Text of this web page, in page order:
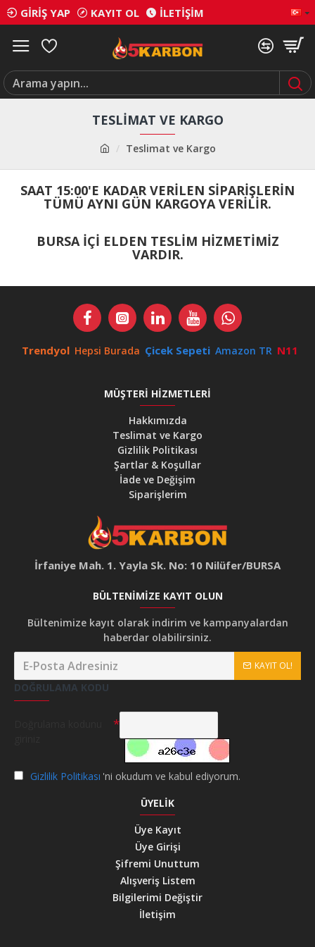
GIRIŞ YAP KAYIT OL İLETIŞIM
Teslimat ve Kargo
TESLIMAT VE KARGO
SAAT 15:00'E KADAR VERİLEN SİPARİŞLERİN
TÜMÜ AYNI GÜN KARGOYA VERİLİR.
BURSA İÇİ ELDEN TESLİM HİZMETİMİZ
VARDIR.
Trendyol Hepsi Burada Çicek Sepeti Amazon TR N11
MÜŞTERI HIZMETLERI
Hakkımızda
Teslimat ve Kargo
Gizlilik Politikası
Şartlar & Koşullar
İade ve Değişim
Siparişlerim
İrfaniye Mah. 1. Yayla Sk. No: 10 Nilüfer/BURSA
BÜLTENIMIZE KAYIT OLUN
Bültenimize kayıt olarak indirim ve kampanyalardan
haberdar olabilirsiniz.
KAYIT OL!
DOĞRULAMA KODU
Gizlilik Politikası 'ni okudum ve kabul ediyorum.
ÜYELIK
Üye Kayıt
Üye Girişi
Şifremi Unuttum
Alışveriş Listem
Bilgilerimi Değiştir
İletişim